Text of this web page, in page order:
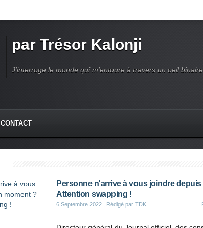
par Trésor Kalonji
J'interroge le monde qui m'entoure à travers un oeil
CONTACT
Personne n'arrive à vous joindre
Attention swapping !
6 Septembre 2022 , Rédigé par TDK